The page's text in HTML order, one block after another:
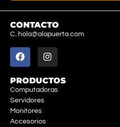
CONTACTO
C. hola@alapuerta.com
PRODUCTOS
Computadoras
Servidores
Monitores
Accesorios